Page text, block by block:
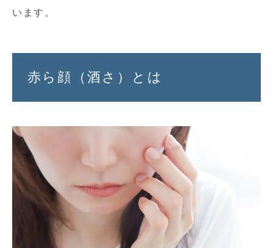
います。
赤ら顔（酒さ）とは